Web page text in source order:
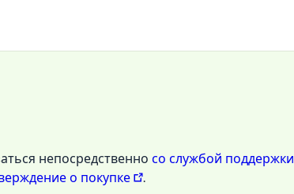
непосредственно со службой поддержки
о покупке .